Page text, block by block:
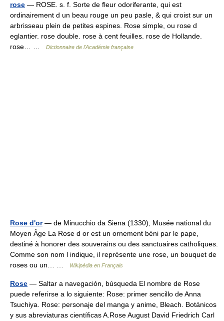
rose — ROSE. s. f. Sorte de fleur odoriferante, qui est
ordinairement d un beau rouge un peu pasle, & qui croist sur un
arbrisseau plein de petites espines. Rose simple, ou rose d
eglantier. rose double. rose à cent feuilles. rose de Hollande.
rose… …
Dictionnaire de l'Académie française
Rose d'or— de Minucchio da Siena (1330), Musée national du
Moyen Âge La Rose d or est un ornement béni par le pape,
destiné à honorer des souverains ou des sanctuaires catholiques.
Comme son nom l indique, il représente une rose, un bouquet de
roses ou un… …
Wikipédia en Français
Rose — Saltar a navegación, búsqueda El nombre de Rose
puede referirse a lo siguiente: Rose: primer sencillo de Anna
Tsuchiya. Rose: personaje del manga y anime, Bleach. Botánicos
y sus abreviaturas científicas A.Rose August David Friedrich Carl